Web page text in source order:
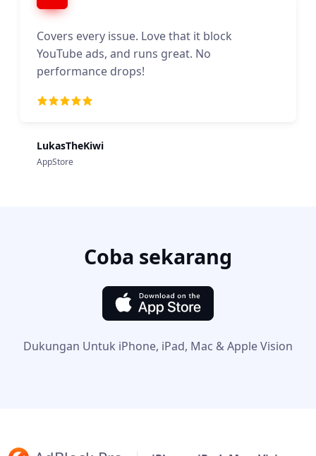
Covers every issue. Love that it block
YouTube ads, and runs great. No
performance drops!
LukasTheKiwi
AppStore
Coba sekarang
Dukungan Untuk iPhone, iPad, Mac & Apple Vision